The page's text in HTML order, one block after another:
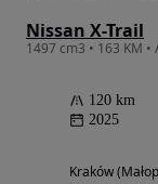
Nissan X-Trail
1497 cm3 • 163 KM
120 km
2025
Kraków